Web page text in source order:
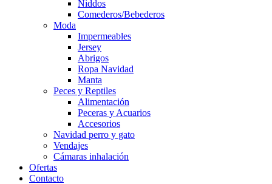
Niddos
Comederos/Bebederos
Moda
Impermeables
Jersey
Abrigos
Ropa Navidad
Manta
Peces y Reptiles
Alimentación
Peceras y Acuarios
Accesorios
Navidad perro y gato
Vendajes
Cámaras inhalación
Ofertas
Contacto